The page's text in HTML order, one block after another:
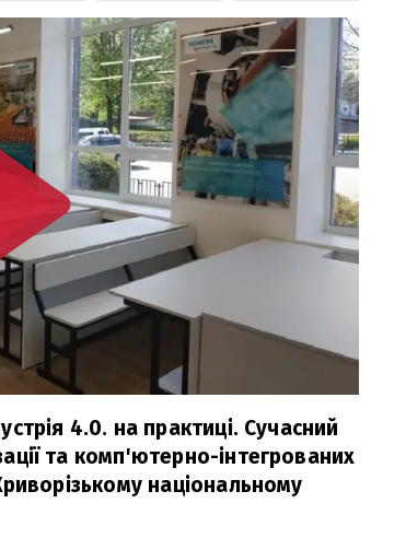
4.0. на практиці. Сучасний
та комп'ютерно-інтегрованих
національному